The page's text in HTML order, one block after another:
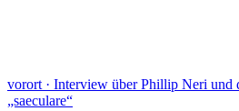
vorort · Interview über Phillip Neri und
„saeculare“